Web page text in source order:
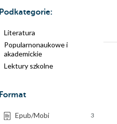
Podkategorie:
Literatura
Popularnonaukowe i
akademickie
Lektury szkolne
Format
Epub/Mobi 3